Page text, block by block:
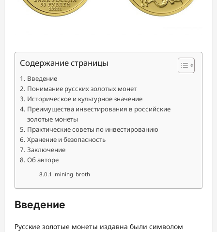
Содержание страницы
Введение
Понимание русских золотых монет
Историческое и культурное значение
Преимущества инвестирования в российские
золотые монеты
Практические советы по инвестированию
Хранение и безопасность
Заключение
Об авторе
mining_broth
Введение
Русские золотые монеты издавна были символом